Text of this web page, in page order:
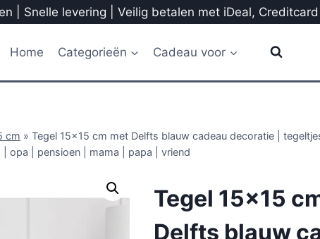
| Snelle levering | Veilig betalen met iDeal,
Home Categorieën Cadeau voor
cm » Tegel 15×15 cm met Delfts blauw cadeau decoratie |
opa | pensioen | mama | papa | vriend
Tegel 15×15
Delfts blauw